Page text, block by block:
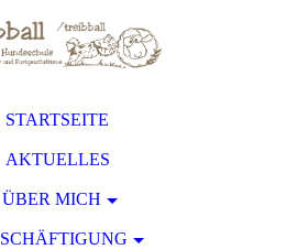
STARTSEITE
AKTUELLES
ÜBER MICH